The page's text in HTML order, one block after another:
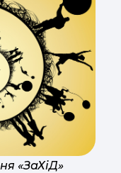
«ЗаХіД»